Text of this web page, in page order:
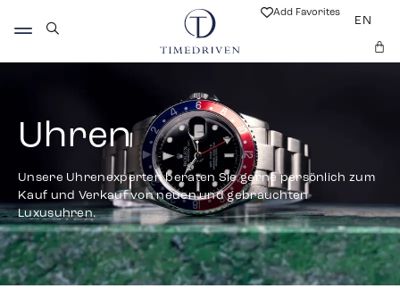
Add Favorites
EN
Uhren
Unsere Uhrenexperten beraten Sie gerne persönlich zum
Kauf und Verkauf von neuen und gebrauchten
Luxusuhren.